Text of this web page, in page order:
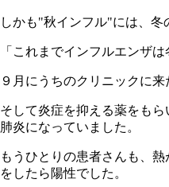
しかも"秋インフル"には、冬
「これまでインフルエンザ
９月にうちのクリニックに
そして炎症を抑える薬をも
肺炎になっていました。
もうひとりの患者さんも、
をしたら陽性でした。